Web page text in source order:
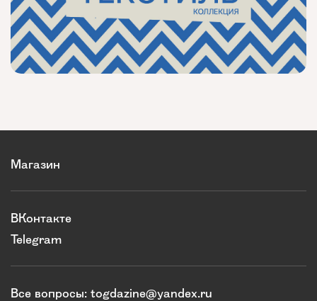
Магазин
ВКонтакте
Telegram
Все вопросы: togdazine@yandex.ru